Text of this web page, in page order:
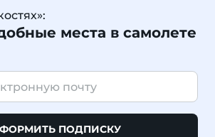
места в самолете
ПОДПИСКУ